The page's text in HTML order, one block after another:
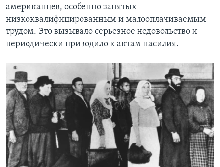
американцев, особенно занятых
низкоквалифицированным и малооплачиваемым
трудом. Это вызывало серьезное недовольство и
периодически приводило к актам насилия.